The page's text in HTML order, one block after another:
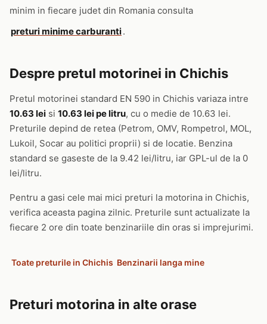
minim in fiecare judet din Romania consulta
preturi minime carburanti.
Despre pretul motorinei in Chichis
Pretul motorinei standard EN 590 in Chichis variaza intre
10.63 lei si 10.63 lei pe litru, cu o medie de 10.63 lei.
Preturile depind de retea (Petrom, OMV, Rompetrol, MOL,
Lukoil, Socar au politici proprii) si de locatie. Benzina
standard se gaseste de la 9.42 lei/litru, iar GPL-ul de la 0
lei/litru.
Pentru a gasi cele mai mici preturi la motorina in Chichis,
verifica aceasta pagina zilnic. Preturile sunt actualizate la
fiecare 2 ore din toate benzinariile din oras si imprejurimi.
Toate preturile in Chichis Benzinarii langa mine
Preturi motorina in alte orase